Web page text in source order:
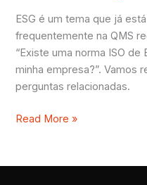
ESG é um tema que já
frequentemente na QMS
“Existe uma norma ISO
minha empresa?”. Vamos
perguntas relacionadas.
Read More »